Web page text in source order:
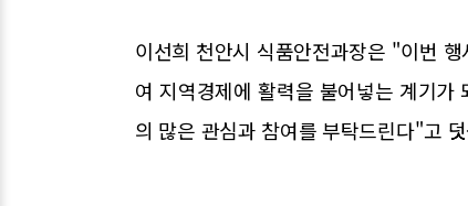
이선희 천안시 식품안전과장은 "이번
여 지역경제에 활력을 불어넣는 계기
의 많은 관심과 참여를 부탁드린다"고